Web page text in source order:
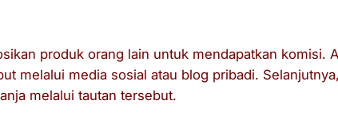
produk orang lain untuk mendapatkan komisi.
melalui media sosial atau blog pribadi.
melalui tautan tersebut.